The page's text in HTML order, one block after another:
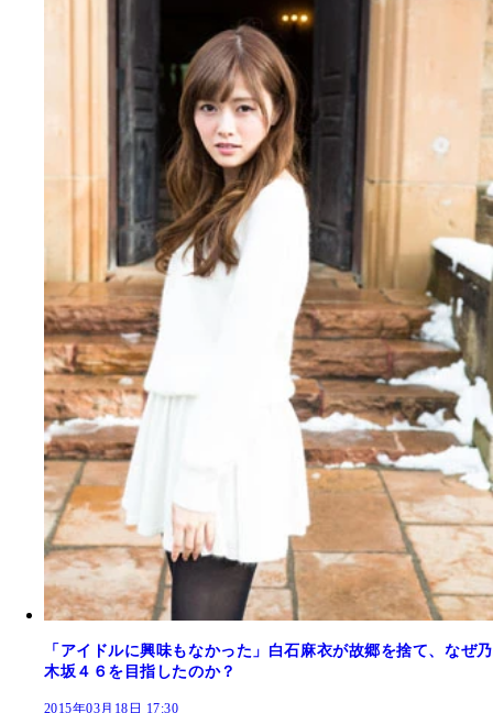
「アイドルに興味もなかった」白石麻衣が故郷を捨て、なぜ乃
木坂４６を目指したのか？
2015年03月18日 17:30